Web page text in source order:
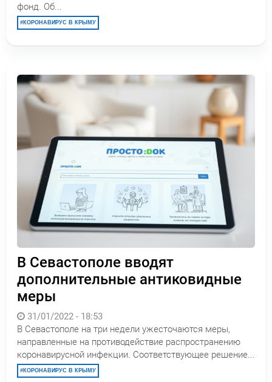
фонд. Об...
КОРОНАВИРУС В КРЫМУ
В Севастополе вводят
дополнительные антиковидные
меры
31/01/2022 - 18:53
В Севастополе на три недели ужесточаются меры,
направленные на противодействие распространению
коронавирусной инфекции. Соответствующее решение...
КОРОНАВИРУС В КРЫМУ